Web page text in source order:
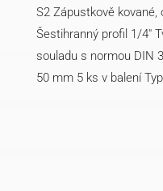
S2 Zápustkově
Šestihranný profil 1/4″
souladu s normou DIN
50 mm 5 ks v balení